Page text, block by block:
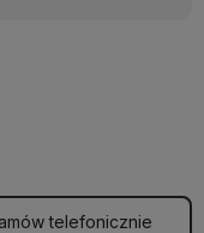
telefonicznie